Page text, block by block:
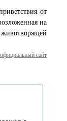
от
на
сайт